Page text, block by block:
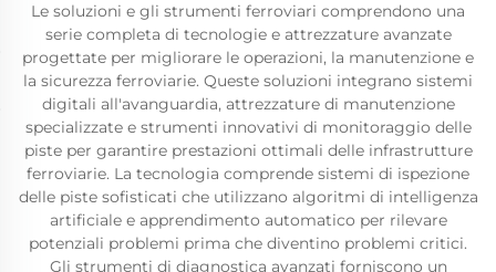
Le soluzioni e gli strumenti ferroviari comprendono una
serie completa di tecnologie e attrezzature avanzate
progettate per migliorare le operazioni, la manutenzione e
la sicurezza ferroviarie. Queste soluzioni integrano sistemi
digitali all'avanguardia, attrezzature di manutenzione
specializzate e strumenti innovativi di monitoraggio delle
piste per garantire prestazioni ottimali delle infrastrutture
ferroviarie. La tecnologia comprende sistemi di ispezione
delle piste sofisticati che utilizzano algoritmi di intelligenza
artificiale e apprendimento automatico per rilevare
potenziali problemi prima che diventino problemi critici.
Gli strumenti di diagnostica avanzati forniscono un